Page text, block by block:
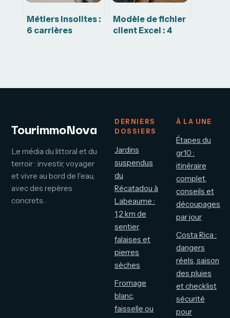
Métiers insolites :
6 carrières
Modèle de fichier
client Excel : 4
TourimmoNova
Le média du littoral et du
terroir : investir, voyager
et vivre au bord de l'eau,
avec des repères
concrets.
DERNIERS
DOSSIERS
Jardins
suspendus
du
Récatadou à
Labeaume :
1,2 km de
sentier,
falaises et
pierres
sèches
Fromage
blanc,
faisselle ou
À LA UNE
Étapes du
gr10 :
itinéraire
complet,
conseils et
découpages
par jour
Costa Rica :
dangers
réels, saison
des pluies
et checklist
sécurité
pour